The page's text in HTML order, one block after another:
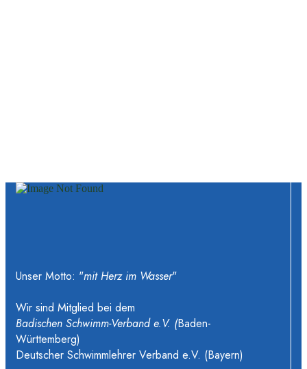
Unser Motto: "mit Herz im Wasser"
Wir sind Mitglied bei dem
Badischen Schwimm-Verband e.V. (Baden-
Württemberg)
Deutscher Schwimmlehrer Verband e.V. (Bayern)